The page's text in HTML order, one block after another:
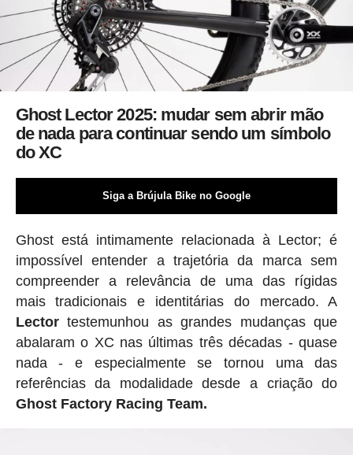
Ghost Lector 2025: mudar sem abrir mão
de nada para continuar sendo um símbolo
do XC
Siga a Brújula Bike no Google
Ghost está intimamente relacionada à Lector; é
impossível entender a trajetória da marca sem
compreender a relevância de uma das rígidas
mais tradicionais e identitárias do mercado. A
Lectortestemunhou as grandes mudanças que
abalaram o XC nas últimas três décadas - quase
nada - e especialmente se tornou uma das
referências da modalidade desde a criação do
Ghost Factory Racing Team.